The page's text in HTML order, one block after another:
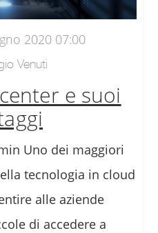
2020 07:00
Venuti
e suoi
Uno dei maggiori
tecnologia in cloud
alle aziende
di accedere a